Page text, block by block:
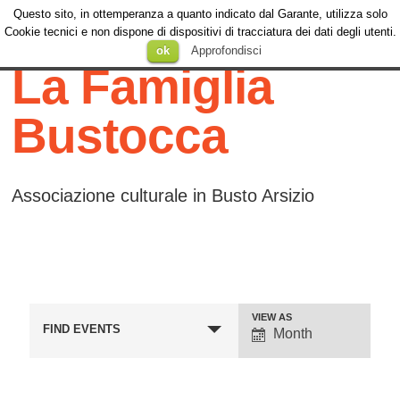
Menu
SKIP TO
Menu
La Famiglia
Bustocca
Associazione culturale in Busto Arsizio
FIND EVENTS
Event
Views
VIEW AS
Month
Questo sito, in ottemperanza a quanto indicato dal Garante, utilizza solo
Cookie tecnici e non dispone di dispositivi di tracciatura dei dati degli utenti.
ok
Approfondisci